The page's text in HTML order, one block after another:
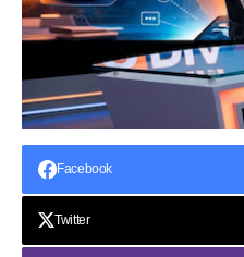
Facebook
Twitter